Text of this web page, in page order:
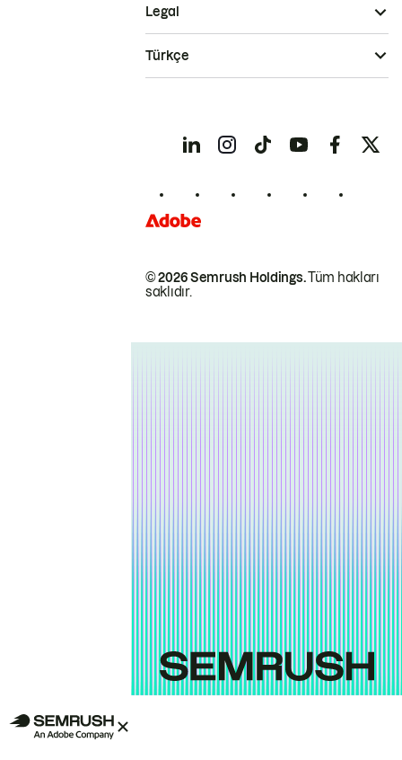
© 2026 Semrush Holdings.Tüm hakları
saklıdır.
Legal
Türkçe